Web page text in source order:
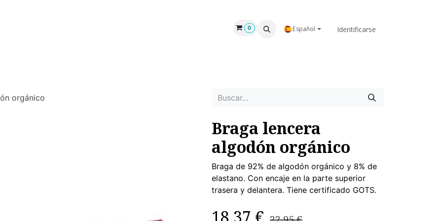
NOSOTROS
0 Español Identificarse
orgánico
Braga lencera
algodón orgánico
Braga de 92% de algodón orgánico y 8% de
elastano. Con encaje en la parte superior
trasera y delantera. Tiene certificado GOTS.